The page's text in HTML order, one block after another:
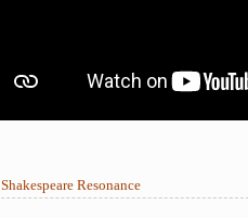
Shakespeare Resonance